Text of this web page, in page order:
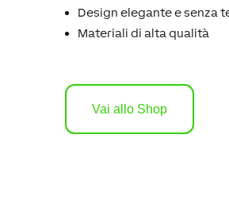
Design elegante e senza
Materiali di alta qualità
Vai allo Shop